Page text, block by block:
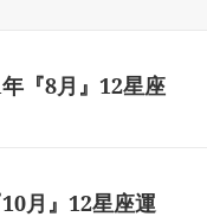
『8月』12星座
月』12星座運